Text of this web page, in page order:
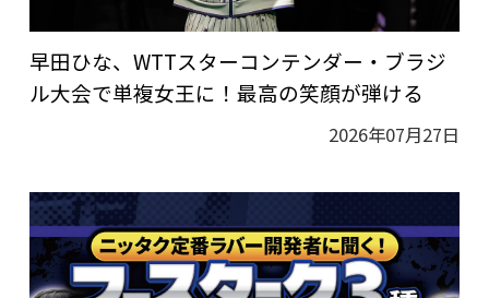
早田ひな、WTTスターコンテンダー・ブラジ
ル大会で単複女王に！最高の笑顔が弾ける
2026年07月27日